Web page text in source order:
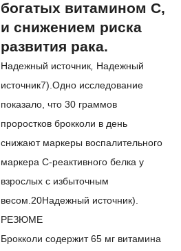
богатых витамином С,
и снижением риска
развития рака.
Надежный источник, Надежный
источник7). Одно исследование
показало, что 30 граммов
проростков брокколи в день
снижают маркеры воспалительного
маркера С-реактивного белка у
взрослых с избыточным
весом. 20Надежный источник).
РЕЗЮМЕ
Брокколи содержит 65 мг витамина